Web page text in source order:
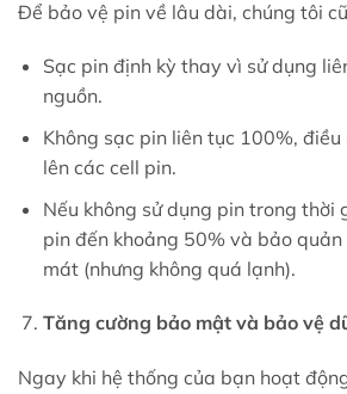
Để bảo vệ pin về lâu dài, chúng tôi
Sạc pin định kỳ thay vì sử dụng
nguồn.
Không sạc pin liên tục 100%,
lên các cell pin.
Nếu không sử dụng pin trong thời
pin đến khoảng 50% và bảo
mát (nhưng không quá lạnh).
Tăng cường bảo mật và bảo vệ
Ngay khi hệ thống của bạn hoạt